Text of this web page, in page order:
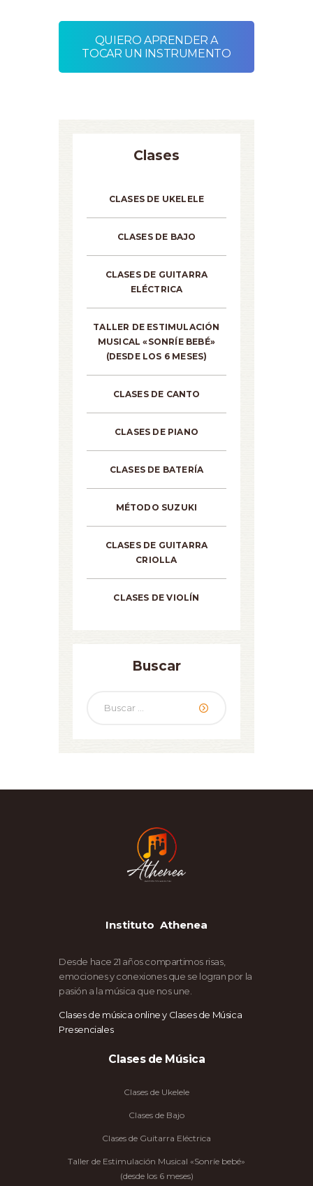
QUIERO APRENDER A
TOCAR UN INSTRUMENTO
Clases
CLASES DE UKELELE
CLASES DE BAJO
CLASES DE GUITARRA
ELÉCTRICA
TALLER DE ESTIMULACIÓN
MUSICAL «SONRÍE BEBÉ»
(DESDE LOS 6 MESES)
CLASES DE CANTO
CLASES DE PIANO
CLASES DE BATERÍA
MÉTODO SUZUKI
CLASES DE GUITARRA
CRIOLLA
CLASES DE VIOLÍN
Buscar
Instituto Athenea
Desde hace 21 años compartimos risas,
emociones y conexiones que se logran por la
pasión a la música que nos une.
Clases de música online y Clases de Música
Presenciales
Clases de Música
Clases de Ukelele
Clases de Bajo
Clases de Guitarra Eléctrica
Taller de Estimulación Musical «Sonríe bebé»
(desde los 6 meses)